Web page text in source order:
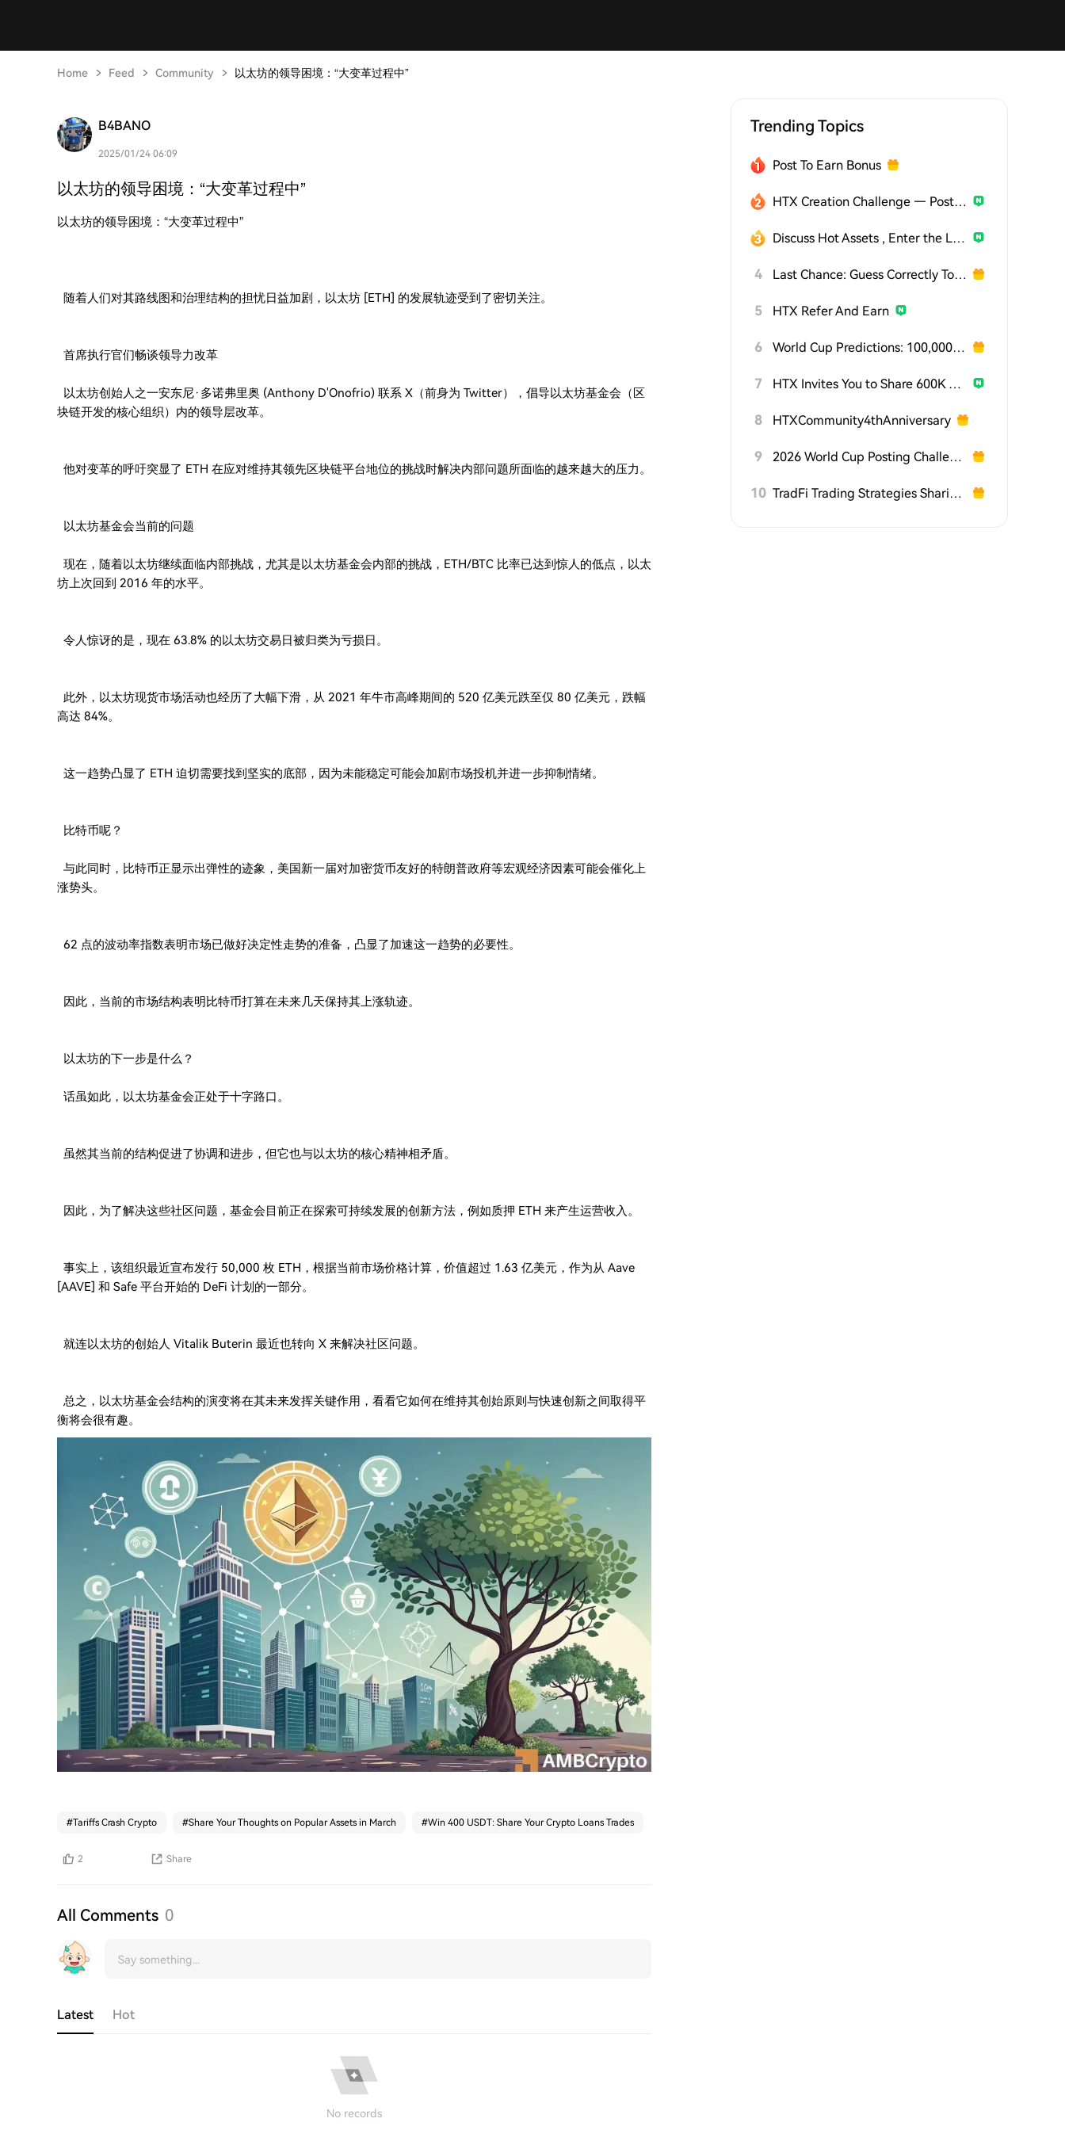
Home Feed Community 以太坊的领导困境：“大变革过程中”
B4BANO
2025/01/24 06:09
以太坊的领导困境：“大变革过程中”
以太坊的领导困境：“大变革过程中”
随着人们对其路线图和治理结构的担忧日益加剧，以太坊 [ETH] 的发展轨迹受到了密切关注。
首席执行官们畅谈领导力改革
以太坊创始人之一安东尼·多诺弗里奥 (Anthony D'Onofrio) 联系 X（前身为 Twitter），倡导以太坊基金会（区
块链开发的核心组织）内的领导层改革。
他对变革的呼吁突显了 ETH 在应对维持其领先区块链平台地位的挑战时解决内部问题所面临的越来越大的压力。
以太坊基金会当前的问题
现在，随着以太坊继续面临内部挑战，尤其是以太坊基金会内部的挑战，ETH/BTC 比率已达到惊人的低点，以太
坊上次回到 2016 年的水平。
令人惊讶的是，现在 63.8% 的以太坊交易日被归类为亏损日。
此外，以太坊现货市场活动也经历了大幅下滑，从 2021 年牛市高峰期间的 520 亿美元跌至仅 80 亿美元，跌幅
高达 84%。
这一趋势凸显了 ETH 迫切需要找到坚实的底部，因为未能稳定可能会加剧市场投机并进一步抑制情绪。
比特币呢？
与此同时，比特币正显示出弹性的迹象，美国新一届对加密货币友好的特朗普政府等宏观经济因素可能会催化上
涨势头。
62 点的波动率指数表明市场已做好决定性走势的准备，凸显了加速这一趋势的必要性。
因此，当前的市场结构表明比特币打算在未来几天保持其上涨轨迹。
以太坊的下一步是什么？
话虽如此，以太坊基金会正处于十字路口。
虽然其当前的结构促进了协调和进步，但它也与以太坊的核心精神相矛盾。
因此，为了解决这些社区问题，基金会目前正在探索可持续发展的创新方法，例如质押 ETH 来产生运营收入。
事实上，该组织最近宣布发行 50,000 枚 ETH，根据当前市场价格计算，价值超过 1.63 亿美元，作为从 Aave
[AAVE] 和 Safe 平台开始的 DeFi 计划的一部分。
就连以太坊的创始人 Vitalik Buterin 最近也转向 X 来解决社区问题。
总之，以太坊基金会结构的演变将在其未来发挥关键作用，看看它如何在维持其创始原则与快速创新之间取得平
衡将会很有趣。
#Tariffs Crash Crypto #Share Your Thoughts on Popular Assets in March #Win 400 USDT: Share Your Crypto Loans Trades
2 Share
All Comments 0
Latest Hot
No records
Trending Topics
Post To Earn Bonus
HTX Creation Challenge — Post and Win 1,500U
Discuss Hot Assets , Enter the Lucky Draw
4 Last Chance: Guess Correctly Today and Win More
5 HTX Refer And Earn
6 World Cup Predictions: 100,000 USDT Daily
7 HTX Invites You to Share 600K USDT in Gift Packs
8 HTXCommunity4thAnniversary
9 2026 World Cup Posting Challenge on HTX Square
10 TradFi Trading Strategies Sharing Challenge